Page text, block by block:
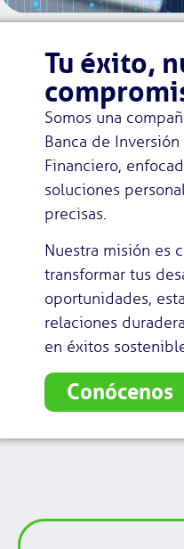
Tu éxito,
Somos una
Banca de
Financiero,
soluciones
precisas.
Nuestra misión es
transformar tus
oportunidades,
relaciones
en éxitos
Conócenos